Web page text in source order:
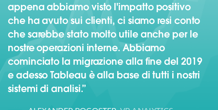
appena abbiamo visto l'impatto positivo
che ha avuto sui clienti, ci siamo resi conto
che sarebbe stato molto utile anche per le
nostre operazioni interne. Abbiamo
cominciato la migrazione alla fine del 2019
e adesso Tableau è alla base di tutti i nostri
sistemi di analisi.